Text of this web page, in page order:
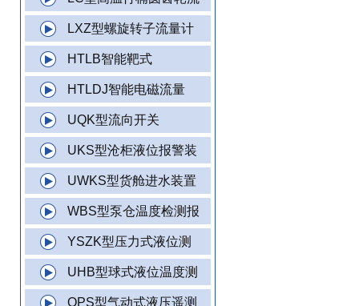
LXZ型螺旋转子流量计
HTLB智能靶式
HTLDJ智能电磁流量
UQK型流向开关
UKS型沧柜液位报警装
UWKS型货舱进水装置
WBS型泵仓温度检测报
YSZK型压力式液位测
UHB型球式液位温度测
QPS型气动式液压遥测